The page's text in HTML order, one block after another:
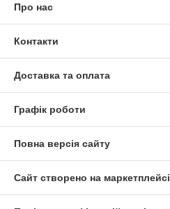
Про нас
Контакти
Доставка та оплата
Графік роботи
Повна версія сайту
Сайт створено на маркетплейсі